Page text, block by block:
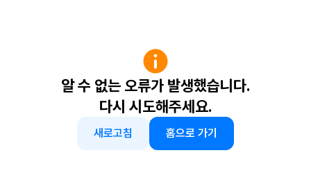
알 수 없는 오류가 발생했습니다.
다시 시도해주세요.
새로고침 홈으로 가기